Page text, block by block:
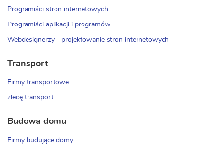
Programiści stron internetowych
Programiści aplikacji i programów
Webdesignerzy - projektowanie stron internetowych
Transport
Firmy transportowe
zlecę transport
Budowa domu
Firmy budujące domy